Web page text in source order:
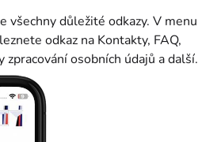
všechny důležité odkazy. V menu
odkaz na Kontakty, FAQ,
zpracování osobních údajů a další.